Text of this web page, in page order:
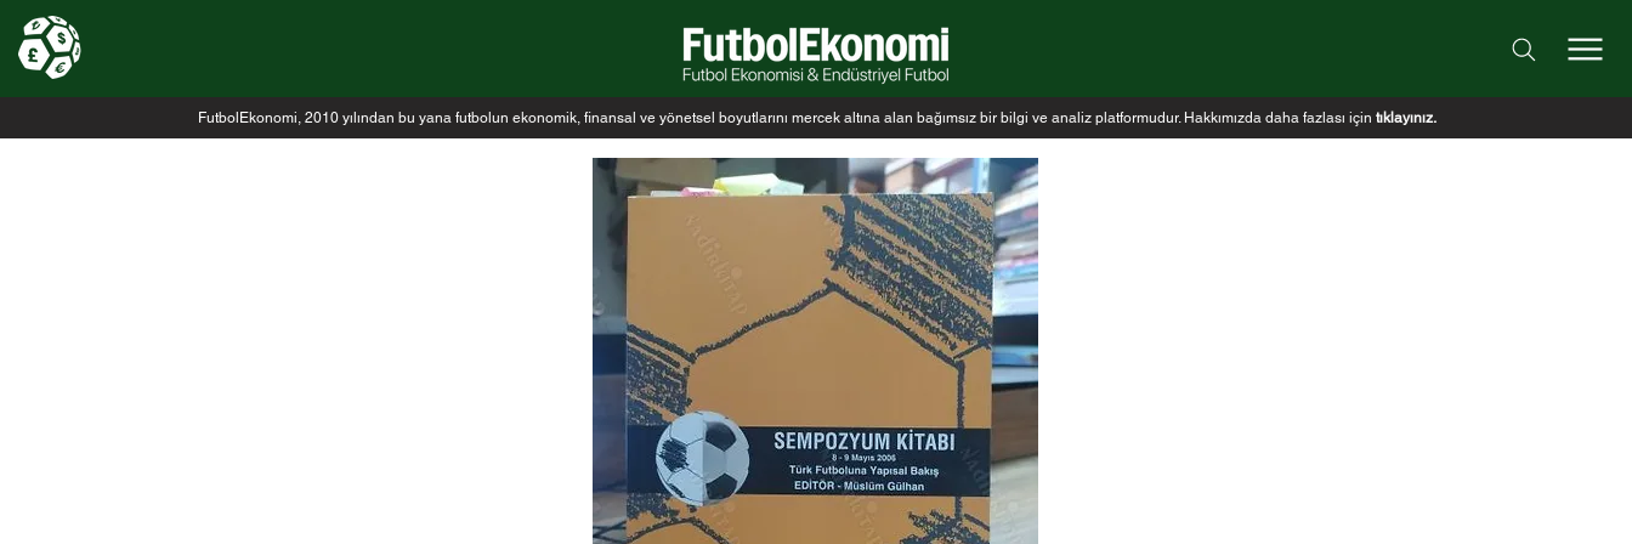
FutbolEkonomi, 2010 yılından bu yana futbolun ekonomik, finansal ve yönetsel boyutlarını mercek altına alan bağımsız bir bilgi ve analiz platformudur. Hakkımızda daha fazlası için tıklayınız.